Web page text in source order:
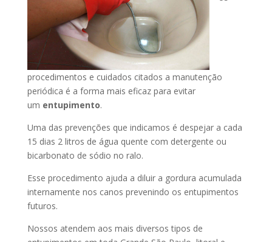
procedimentos e cuidados citados a manutenção
periódica é a forma mais eficaz para evitar
um entupimento.
Uma das prevenções que indicamos é despejar a cada
15 dias 2 litros de água quente com detergente ou
bicarbonato de sódio no ralo.
Esse procedimento ajuda a diluir a gordura acumulada
internamente nos canos prevenindo os entupimentos
futuros.
Nossos atendem aos mais diversos tipos de